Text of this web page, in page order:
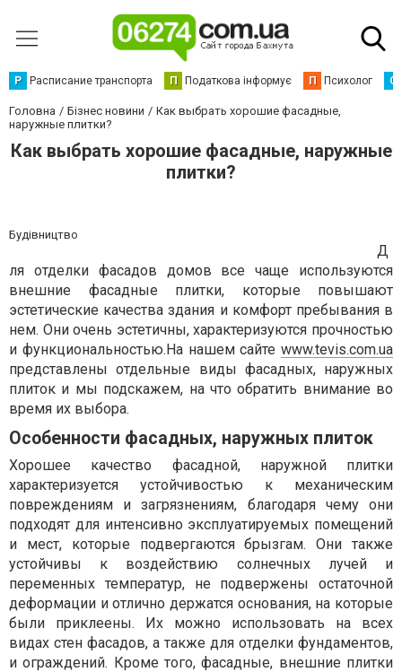
Р Расписание транспорта П Податкова інформує П Психолог С
Головна Бізнес новини
Как выбрать хорошие фасадные,
наружные плитки?
Как выбрать хорошие фасадные, наружные
плитки?
Будівництво
Д
ля отделки фасадов домов все чаще используются
внешние фасадные плитки, которые повышают
эстетические качества здания и комфорт пребывания в
нем. Они очень эстетичны, характеризуются прочностью
и функциональностью.На нашем сайте www.tevis.com.ua
представлены отдельные виды фасадных, наружных
плиток и мы подскажем, на что обратить внимание во
время их выбора.
Особенности фасадных, наружных плиток
Хорошее качество фасадной, наружной плитки
характеризуется устойчивостью к механическим
повреждениям и загрязнениям, благодаря чему они
подходят для интенсивно эксплуатируемых помещений
и мест, которые подвергаются брызгам. Они также
устойчивы к воздействию солнечных лучей и
переменных температур, не подвержены остаточной
деформации и отлично держатся основания, на которые
были приклеены. Их можно использовать на всех
видах стен фасадов, а также для отделки фундаментов,
и ограждений. Кроме того, фасадные, внешние плитки